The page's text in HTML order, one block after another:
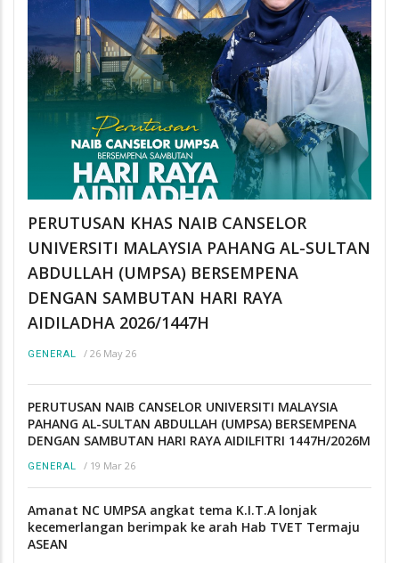
PERUTUSAN KHAS NAIB CANSELOR
UNIVERSITI MALAYSIA PAHANG AL-SULTAN
ABDULLAH (UMPSA) BERSEMPENA
DENGAN SAMBUTAN HARI RAYA
AIDILADHA 2026/1447H
GENERAL / 26 May 26
PERUTUSAN NAIB CANSELOR UNIVERSITI MALAYSIA
PAHANG AL-SULTAN ABDULLAH (UMPSA) BERSEMPENA
DENGAN SAMBUTAN HARI RAYA AIDILFITRI 1447H/2026M
GENERAL / 19 Mar 26
Amanat NC UMPSA angkat tema K.I.T.A lonjak
kecemerlangan berimpak ke arah Hab TVET Termaju
ASEAN